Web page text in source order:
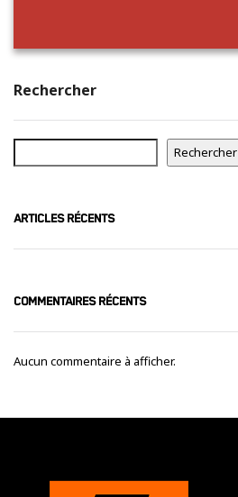
Rechercher
Rechercher
ARTICLES RÉCENTS
COMMENTAIRES RÉCENTS
Aucun commentaire à afficher.